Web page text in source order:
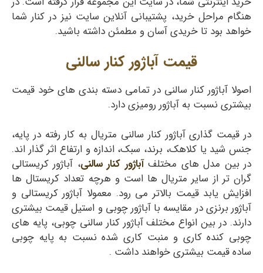
هنگام مراحل خرید، پشتیبانی آنلاین سایت نیز در کنار شما
خواهد بود تا خریدی آسان و مطمئن داشته باشید.
قیمت آباژور کنار سالنی
اصولا آباژور کنار سالنی در تمامی دسته بندی های خود قیمت
بیشتری نسبت به آباژور رومیزی دارد.
در قیمت گذاری آباژور کنار سالنی متریال به کار رفته در پایه،
جنس شید یا کلاهک، برند، سبک، اندازه و ارتفاع اثر گذار اند.
در بین مدل های مختلفآباژور کنار سالنی، آباژور کریستالی
گران تر از سایر متریال ها است و هرچه تعداد کریستال ها
افزایش یابد قیمت بالاتر می رود. معمولا آباژور کریستالی و
آباژور برنزی در مقایسه با آباژور چوبی و استیل قیمت بیشتری
دارند. در بین انواع مختلف آباژور کنار سالنی چوبی، پایه های
چوبی کنده کاری و منبت کاری شده نسبت به پایه چوبی
ساده قیمت بیشتری خواهند داشت .